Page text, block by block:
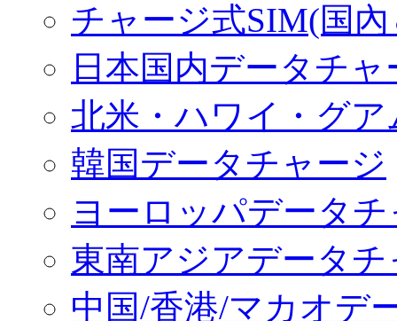
チャージ式SIM(国
日本国内データチャ
北米・ハワイ・グ
韓国データチャージ
ヨーロッパデータ
東南アジアデータチ
中国/香港/マカオデ